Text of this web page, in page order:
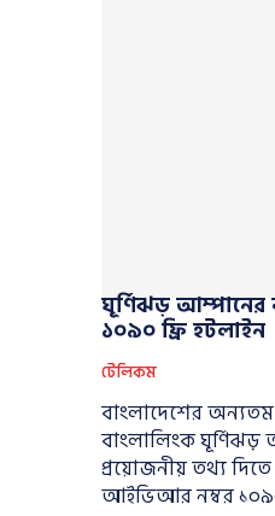
ঘূর্ণিঝড় আম্পানের
১০৯০ ফ্রি হটলাইন
টেলিকম
বাংলাদেশের অন্যতম
বাংলালিংক ঘূর্ণিঝড়
প্রয়োজনীয় তথ্য
আইভিআর নম্বর